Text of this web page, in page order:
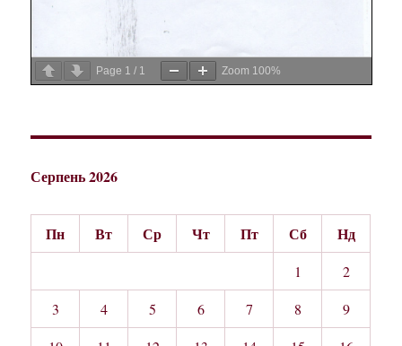
Page 1 / 1 Zoom 100%
Серпень 2026
Пн Вт Ср Чт Пт Сб Нд
1
2
3
4 5 6 7 8
9